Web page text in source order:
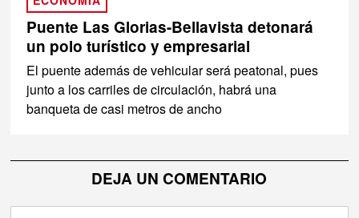
Puente Las Glorias-Bellavista detonará
un polo turístico y empresarial
El puente además de vehicular será peatonal, pues
junto a los carriles de circulación, habrá una
banqueta de casi metros de ancho
DEJA UN COMENTARIO